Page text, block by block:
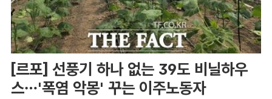
[르포] 선풍기 하나 없는 39도 비닐하우
스…'폭염 악몽' 꾸는 이주노동자